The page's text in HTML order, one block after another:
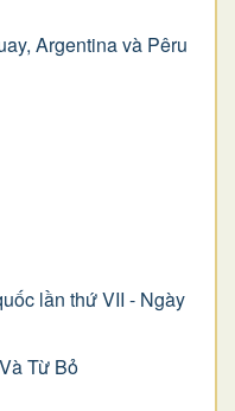
Argentina và Pêru
lần thứ VII - Ngày
Từ Bỏ